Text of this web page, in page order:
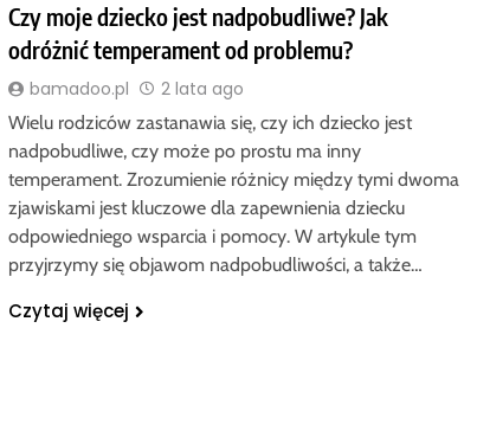
Czy moje dziecko jest nadpobudliwe? Jak
odróżnić temperament od problemu?
bamadoo.pl 2 lata ago
Wielu rodziców zastanawia się, czy ich dziecko jest
nadpobudliwe, czy może po prostu ma inny
temperament. Zrozumienie różnicy między tymi dwoma
zjawiskami jest kluczowe dla zapewnienia dziecku
odpowiedniego wsparcia i pomocy. W artykule tym
przyjrzymy się objawom nadpobudliwości, a także…
Czytaj więcej